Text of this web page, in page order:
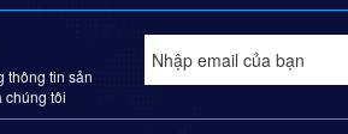
thông tin sản
chúng tôi